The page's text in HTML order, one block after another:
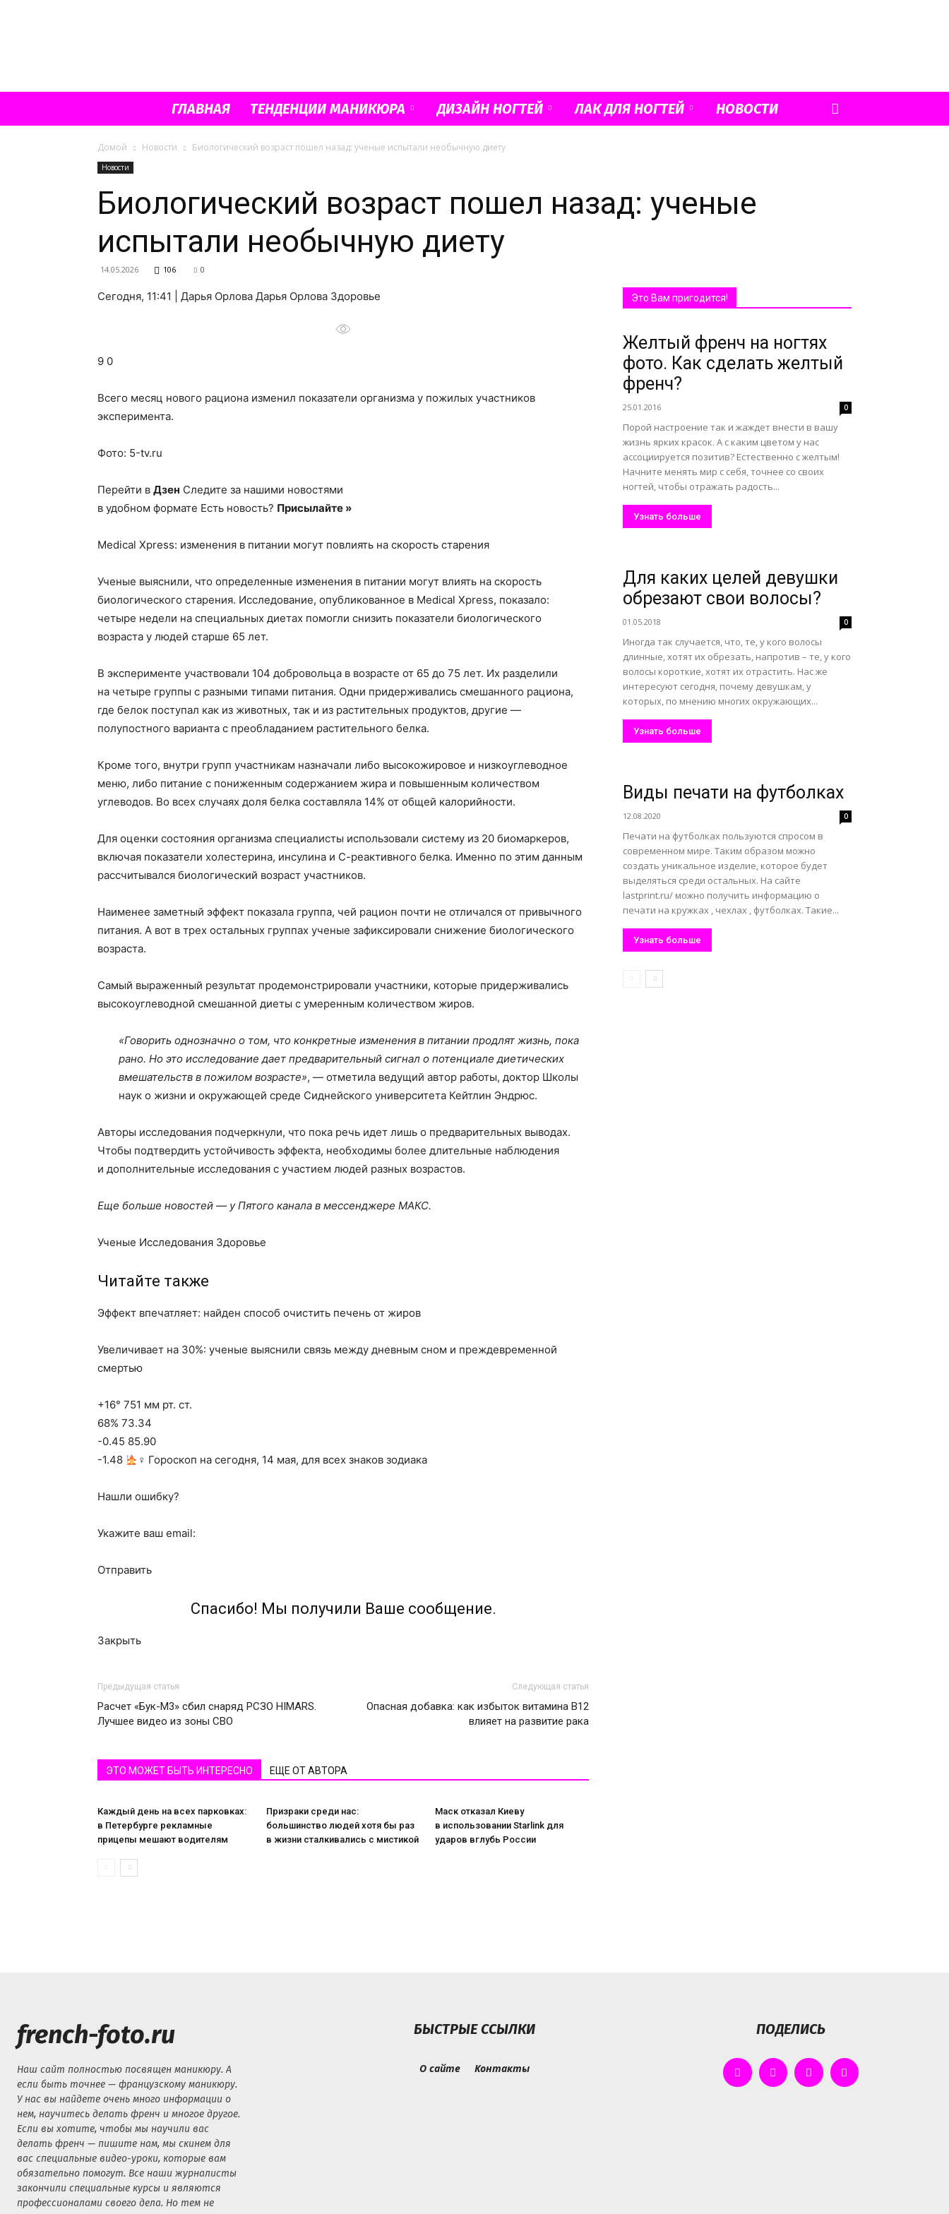
Французский
нем
ГЛАВНАЯ ТЕНДЕНЦИИ МАНИКЮРА ДИЗАЙН НОГТЕЙ ЛАК ДЛЯ НОГТЕЙ НОВОСТИ
Домой Новости Биологический возраст пошел назад: ученые испытали необычную диету
Новости
Биологический возраст пошел назад: ученые
испытали необычную диету
14.05.2026 106 0
Сегодня, 11:41 | Дарья Орлова Дарья Орлова Здоровье
9 0
Всего месяц нового рациона изменил показатели организма у пожилых участников
эксперимента.
Фото: 5-tv.ru
Перейти в Дзен Следите за нашими новостями
в удобном формате Есть новость? Присылайте »
Medical Xpress: изменения в питании могут повлиять на скорость старения
Ученые выяснили, что определенные изменения в питании могут влиять на скорость
биологического старения. Исследование, опубликованное в Medical Xpress, показало:
четыре недели на специальных диетах помогли снизить показатели биологического
возраста у людей старше 65 лет.
В эксперименте участвовали 104 добровольца в возрасте от 65 до 75 лет. Их разделили
на четыре группы с разными типами питания. Одни придерживались смешанного рациона,
где белок поступал как из животных, так и из растительных продуктов, другие —
полупостного варианта с преобладанием растительного белка.
Кроме того, внутри групп участникам назначали либо высокожировое и низкоуглеводное
меню, либо питание с пониженным содержанием жира и повышенным количеством
углеводов. Во всех случаях доля белка составляла 14% от общей калорийности.
Для оценки состояния организма специалисты использовали систему из 20 биомаркеров,
включая показатели холестерина, инсулина и С-реактивного белка. Именно по этим данным
рассчитывался биологический возраст участников.
Наименее заметный эффект показала группа, чей рацион почти не отличался от привычного
питания. А вот в трех остальных группах ученые зафиксировали снижение биологического
возраста.
Самый выраженный результат продемонстрировали участники, которые придерживались
высокоуглеводной смешанной диеты с умеренным количеством жиров.
«Говорить однозначно о том, что конкретные изменения в питании продлят жизнь, пока
рано. Но это исследование дает предварительный сигнал о потенциале диетических
вмешательств в пожилом возрасте», — отметила ведущий автор работы, доктор Школы
наук о жизни и окружающей среде Сиднейского университета Кейтлин Эндрюс.
Авторы исследования подчеркнули, что пока речь идет лишь о предварительных выводах.
Чтобы подтвердить устойчивость эффекта, необходимы более длительные наблюдения
и дополнительные исследования с участием людей разных возрастов.
Еще больше новостей — у Пятого канала в мессенджере МАКС.
Ученые Исследования Здоровье
Читайте также
Эффект впечатляет: найден способ очистить печень от жиров
Увеличивает на 30%: ученые выяснили связь между дневным сном и преждевременной
смертью
+16° 751 мм рт. ст.
68% 73.34
-0.45 85.90
-1.48
‍♀ Гороскоп на сегодня, 14 мая, для всех знаков зодиака
Нашли ошибку?
Укажите ваш email:
Отправить
Спасибо! Мы получили Ваше сообщение.
Закрыть
Предыдущая статья
Расчет «Бук-М3» сбил снаряд РСЗО HIMARS.
Лучшее видео из зоны СВО
Следующая статья
Опасная добавка: как избыток витамина B12
влияет на развитие рака
ЭТО МОЖЕТ БЫТЬ ИНТЕРЕСНО ЕЩЕ ОТ АВТОРА
Каждый день на всех парковках:
в Петербурге рекламные
прицепы мешают водителям
Призраки среди нас:
большинство людей хотя бы раз
в жизни сталкивались с мистикой
Маск отказал Киеву
в использовании Starlink для
ударов вглубь России
Это Вам пригодится!
Желтый френч на ногтях
фото. Как сделать желтый
френч?
25.01.2016 0
Порой настроение так и жаждет внести в вашу
жизнь ярких красок. А с каким цветом у нас
ассоциируется позитив? Естественно с желтым!
Начните менять мир с себя, точнее со своих
ногтей, чтобы отражать радость...
Узнать больше
Для каких целей девушки
обрезают свои волосы?
01.05.2018 0
Иногда так случается, что, те, у кого волосы
длинные, хотят их обрезать, напротив – те, у кого
волосы короткие, хотят их отрастить. Нас же
интересуют сегодня, почему девушкам, у
которых, по мнению многих окружающих...
Узнать больше
Виды печати на футболках
12.08.2020 0
Печати на футболках пользуются спросом в
современном мире. Таким образом можно
создать уникальное изделие, которое будет
выделяться среди остальных. На сайте
lastprint.ru/ можно получить информацию о
печати на кружках , чехлах , футболках. Такие...
Узнать больше
french-foto.ru
Наш сайт полностью посвящен маникюру. А
если быть точнее — французскому маникюру.
У нас вы найдете очень много информации о
нем, научитесь делать френч и многое другое.
Если вы хотите, чтобы мы научили вас
делать френч — пишите нам, мы скинем для
вас специальные видео-уроки, которые вам
обязательно помогут. Все наши журналисты
закончили специальные курсы и являются
профессионалами своего дела. Но тем не
БЫСТРЫЕ ССЫЛКИ
О сайте Контакты
ПОДЕЛИСЬ